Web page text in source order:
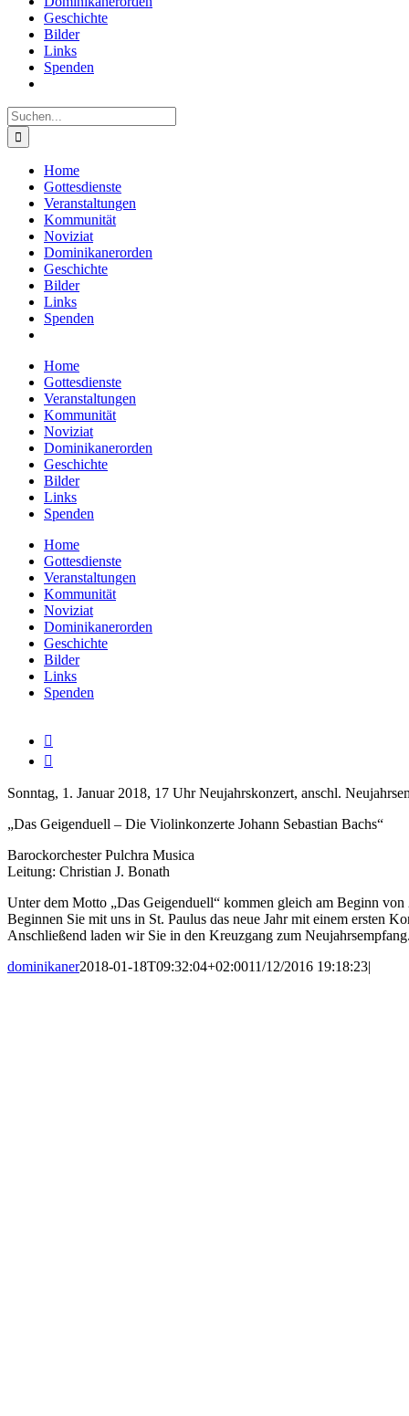
Geschichte
Bilder
Links
Spenden
Suche
nach:
Home
Gottesdienste
Veranstaltungen
Kommunität
Noviziat
Dominikanerorden
Geschichte
Bilder
Links
Spenden
Home
Gottesdienste
Veranstaltungen
Kommunität
Noviziat
Dominikanerorden
Geschichte
Bilder
Links
Spenden
Home
Gottesdienste
Veranstaltungen
Kommunität
Noviziat
Dominikanerorden
Geschichte
Bilder
Links
Spenden
Zeige
grösseres
Bild


Sonntag, 1. Januar 2018, 17 Uhr Neujahrskonzert, anschl.
„Das Geigenduell – Die Violinkonzerte Johann Sebastian Bachs“
Barockorchester Pulchra Musica
Leitung: Christian J. Bonath
Unter dem Motto „Das Geigenduell“ kommen gleich am Beginn
Beginnen Sie mit uns in St. Paulus das neue Jahr mit einem ersten
Anschließend laden wir Sie in den Kreuzgang zum
dominikaner2018-01-18T09:32:04+02:0011/12/2016 19:18:23|